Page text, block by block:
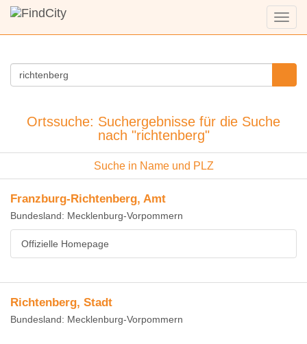
Menü
Ortssuche: Suchergebnisse für die Suche
nach "richtenberg"
Suche in Name und PLZ
Franzburg-Richtenberg, Amt
Bundesland: Mecklenburg-Vorpommern
Offizielle Homepage
Richtenberg, Stadt
Bundesland: Mecklenburg-Vorpommern